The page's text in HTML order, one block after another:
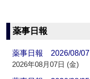
薬事日報
薬事日報 2026/08/07
2026年08月07日 (金)